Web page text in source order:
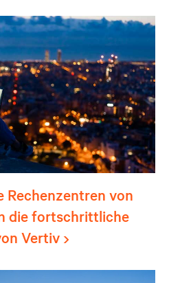
Rechenzentren von
die fortschrittliche
Vertiv